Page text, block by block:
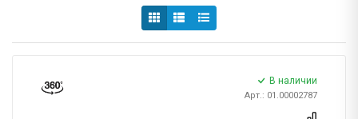
В наличии
Арт.: 01.00002787